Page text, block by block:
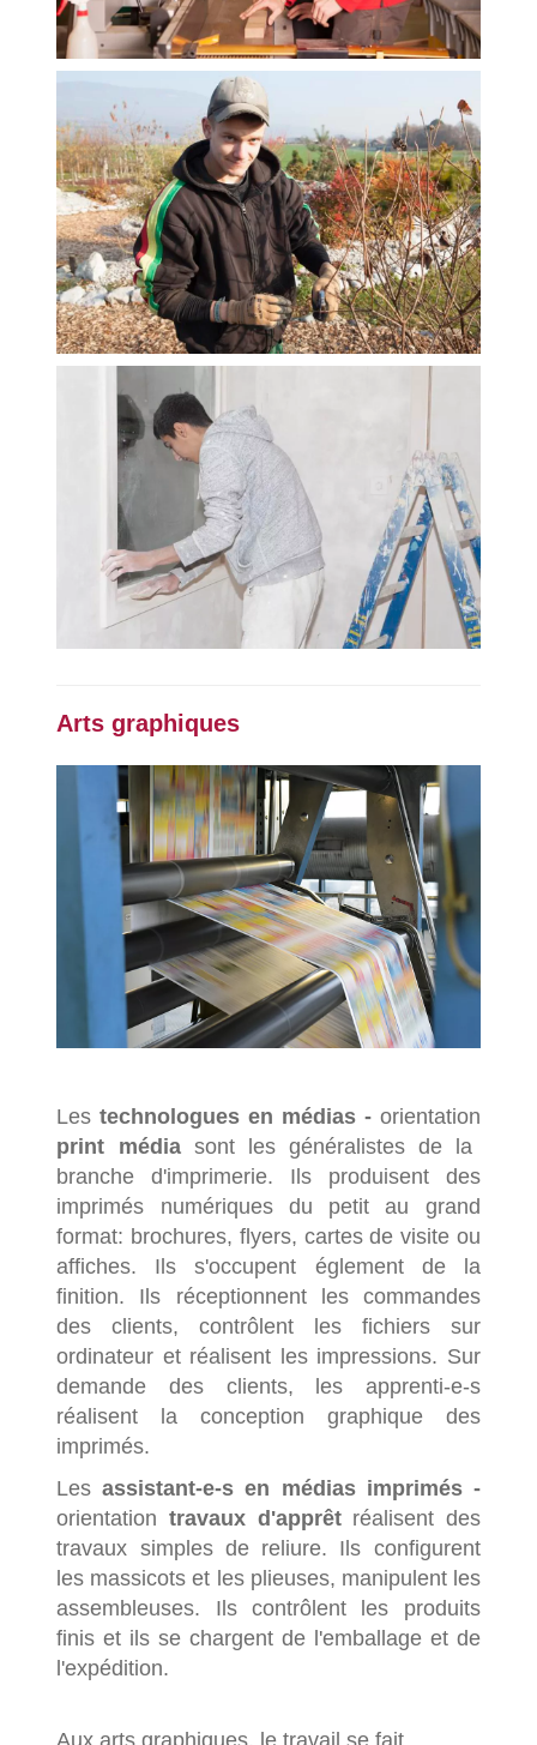
Arts graphiques
Les technologues en médias - orientation
print médiasont les généralistes de la
branche d'imprimerie. Ils produisent des
imprimés numériques du petit au grand
format: brochures, flyers, cartes de visite ou
affiches. Ils s'occupent églement de la
finition. Ils réceptionnent les commandes
des clients, contrôlent les fichiers sur
ordinateur et réalisent les impressions. Sur
demande des clients, les apprenti-e-s
réalisent la conception graphique des
imprimés.
Les assistant-e-s en médias imprimés -
orientation travaux d'apprêt réalisent des
travaux simples de reliure. Ils configurent
les massicots et les plieuses, manipulent les
assembleuses. Ils contrôlent les produits
finis et ils se chargent de l'emballage et de
l'expédition.
Aux arts graphiques, le travail se fait